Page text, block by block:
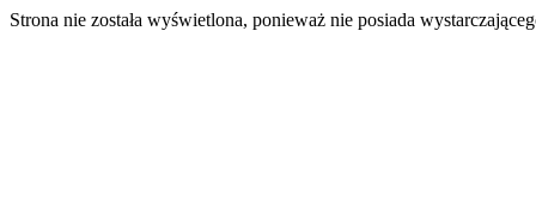
Strona nie została wyświetlona, ponieważ nie posiada